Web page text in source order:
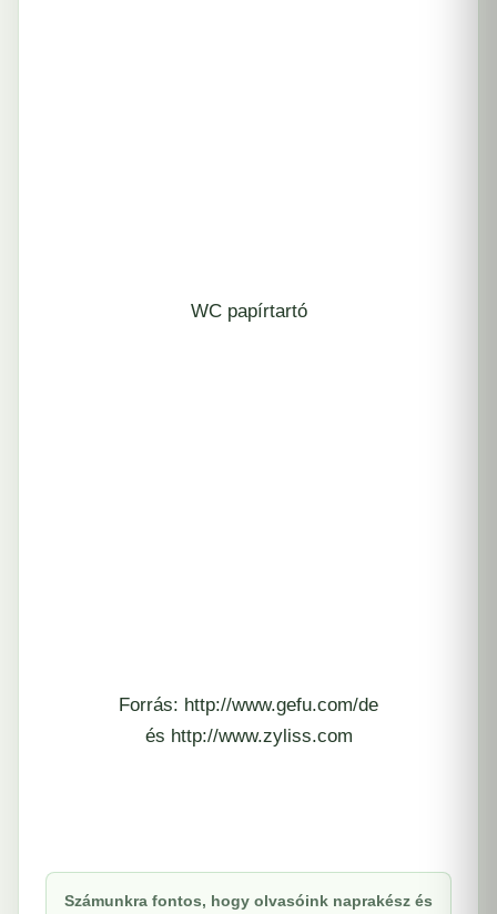
WC papírtartó
Forrás: http://www.gefu.com/de
és http://www.zyliss.com
Számunkra fontos, hogy olvasóink naprakész és